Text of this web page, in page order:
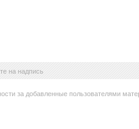
на надпись
за добавленные пользователями